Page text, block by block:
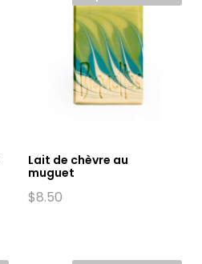
Lait de chèvre au
muguet
$8.50